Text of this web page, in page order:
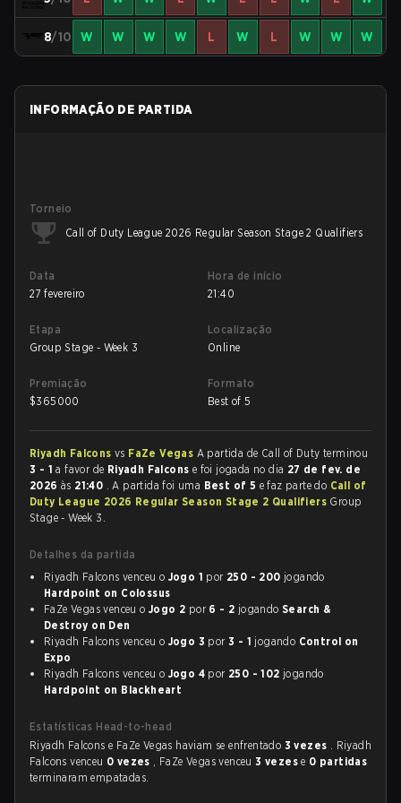
8/10 W W W W L W L W W W
INFORMAÇÃO DE PARTIDA
Torneio
Call of Duty League 2026 Regular Season Stage 2 Qualifiers
Data
27 fevereiro
Hora de início
21:40
Etapa
Group Stage - Week 3
Localização
Online
Premiação
$365000
Formato
Best of 5
Riyadh Falcons vs FaZe Vegas A partida de Call of Duty terminou
3 - 1 a favor de Riyadh Falcons e foi jogada no dia 27 de fev. de
2026 às 21:40 . A partida foi uma Best of 5 e faz parte do Call of
Duty League 2026 Regular Season Stage 2 Qualifiers Group
Stage - Week 3.
Detalhes da partida
Riyadh Falcons venceu o Jogo 1 por 250 - 200 jogando
Hardpoint on Colossus
FaZe Vegas venceu o Jogo 2 por 6 - 2 jogandoSearch &
Destroy on Den
Riyadh Falcons venceu o Jogo 3 por3 - 1 jogando Control on
Expo
Riyadh Falcons venceu o Jogo 4 por 250 - 102 jogando
Hardpoint on Blackheart
Estatísticas Head-to-head
Riyadh Falcons e FaZe Vegas haviam se enfrentado 3 vezes . Riyadh
Falcons venceu 0 vezes , FaZe Vegas venceu3 vezese 0 partidas
terminaram empatadas.